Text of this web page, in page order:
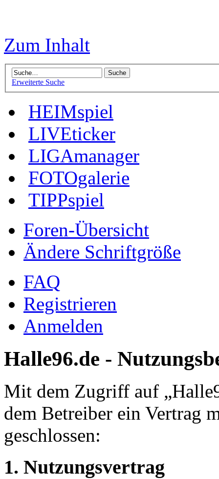
Zum Inhalt
Erweiterte Suche
HEIMspiel
LIVEticker
LIGAmanager
FOTOgalerie
TIPPspiel
Foren-Übersicht
Ändere Schriftgröße
FAQ
Registrieren
Anmelden
Halle96.de -
Mit dem Zugriff auf
dem Betreiber ein Vertrag
geschlossen:
1. Nutzungsvertrag